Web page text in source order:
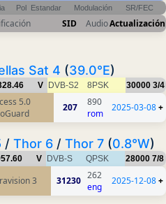
Pol Estandar Modulación SR/FEC
SID AudioActualización
Sat 4 (39.0°E)
V DVB-S2 8PSK 30000 3/4
5.0
207
890
rom
2025-03-08+
/ Thor 6 / Thor 7 (0.8°W)
V DVB-S QPSK 28000 7/8
3 31230 262
eng
2025-12-08+